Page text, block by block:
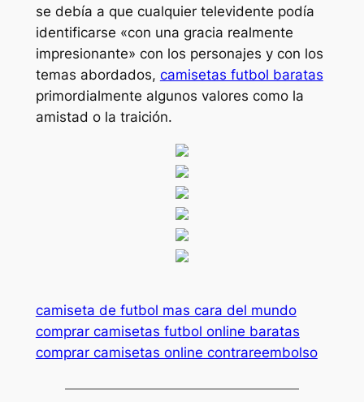
se debía a que cualquier televidente podía
identificarse «con una gracia realmente
impresionante» con los personajes y con los
temas abordados, camisetas futbol baratas
primordialmente algunos valores como la
amistad o la traición.
camiseta de futbol mas cara del mundo
comprar camisetas futbol online baratas
comprar camisetas online contrareembolso